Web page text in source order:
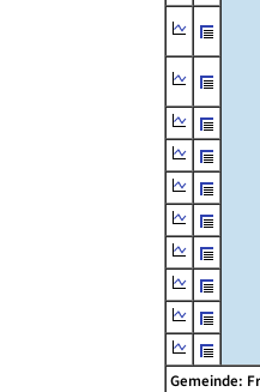
Gemeinde: